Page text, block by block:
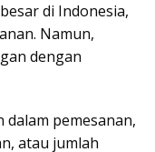
di Indonesia,
Namun,
dengan
dalam pemesanan,
atau jumlah